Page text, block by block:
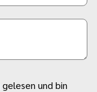
gelesen und bin